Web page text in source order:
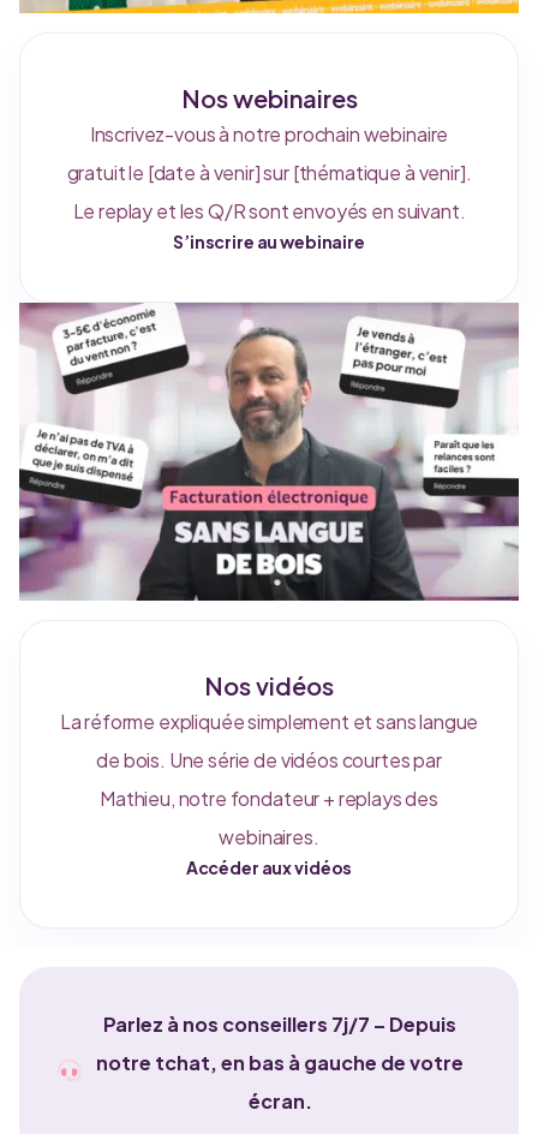
Nos webinaires
Inscrivez-vous à notre prochain webinaire
gratuit le [date à venir] sur [thématique à venir].
Le replay et les Q/R sont envoyés en suivant.
S’inscrire au webinaire
Nos vidéos
La réforme expliquée simplement et sans langue
de bois. Une série de vidéos courtes par
Mathieu, notre fondateur + replays des
webinaires.
Accéder aux vidéos
Parlez à nos conseillers 7j/7 – Depuis
notre tchat, en bas à gauche de votre
écran.